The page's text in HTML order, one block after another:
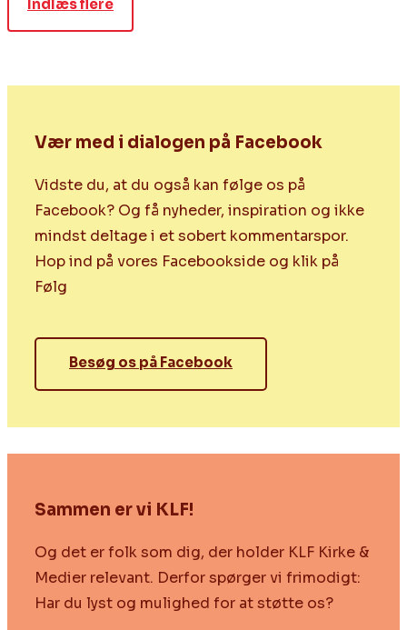
Indlæs flere
Vær med i dialogen på Facebook
Vidste du, at du også kan følge os på
Facebook? Og få nyheder, inspiration og ikke
mindst deltage i et sobert kommentarspor.
Hop ind på vores Facebookside og klik på
Følg
Besøg os på Facebook
Sammen er vi KLF!
Og det er folk som dig, der holder KLF Kirke &
Medier relevant. Derfor spørger vi frimodigt:
Har du lyst og mulighed for at støtte os?